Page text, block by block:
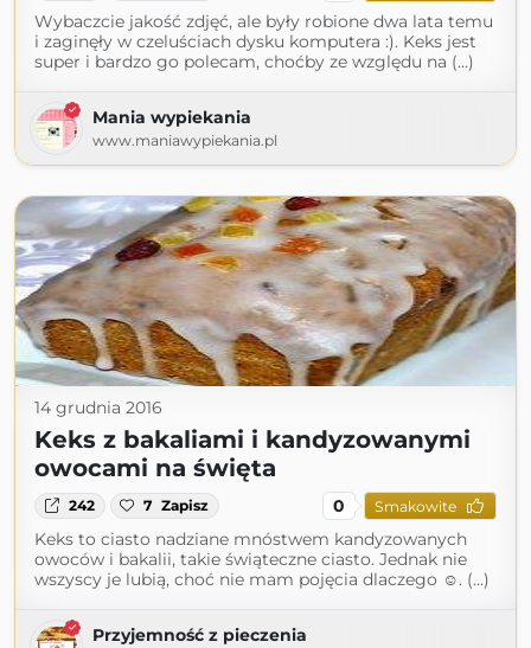
Wybaczcie jakość zdjęć, ale były robione dwa lata temu
i zaginęły w czeluściach dysku komputera :). Keks jest
super i bardzo go polecam, choćby ze względu na (...)
Mania wypiekania
www.maniawypiekania.pl
14 grudnia 2016
Keks z bakaliami i kandyzowanymi
owocami na święta
242 7 Zapisz 0 Smakowite
Keks to ciasto nadziane mnóstwem kandyzowanych
owoców i bakalii, takie świąteczne ciasto. Jednak nie
wszyscy je lubią, choć nie mam pojęcia dlaczego ☺. (...)
Przyjemność z pieczenia